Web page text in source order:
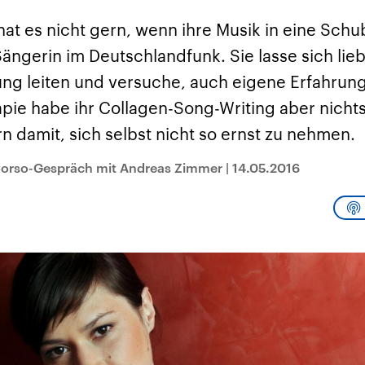
und
gehören die
Staaten zu
der Erde, mit
Einfluss auf das
Weltgeschehen.
palästinensischen
Terrororganisation
Hamas im Oktober 2023
Region wieder die
Gewalt entfacht. Israel
möchte die Hamas
zerstören. Diese wird wie
die Hisbollah im Libanon
Islamischen
Republik Iran – ist
Religionsführer
regierter Staat im
Osten. Eine
zu Israel und zu den
ist fest in der
es nicht gern, wenn ihre Musik in eine
im Deutschlandfunk. Sie lasse sich
leiten und versuche, auch eigene
habe ihr Collagen-Song-Writing aber
damit, sich selbst nicht so ernst zu nehmen.
Gespräch mit Andreas Zimmer | 14.05.2016